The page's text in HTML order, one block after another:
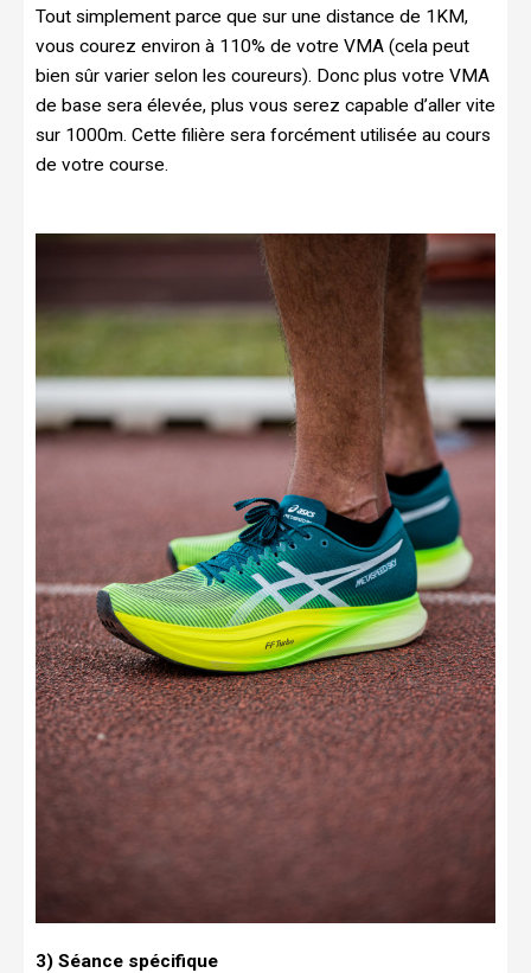
Tout simplement parce que sur une distance de 1KM,
vous courez environ à 110% de votre VMA (cela peut
bien sûr varier selon les coureurs). Donc plus votre VMA
de base sera élevée, plus vous serez capable d’aller vite
sur 1000m. Cette filière sera forcément utilisée au cours
de votre course.
3) Séance spécifique